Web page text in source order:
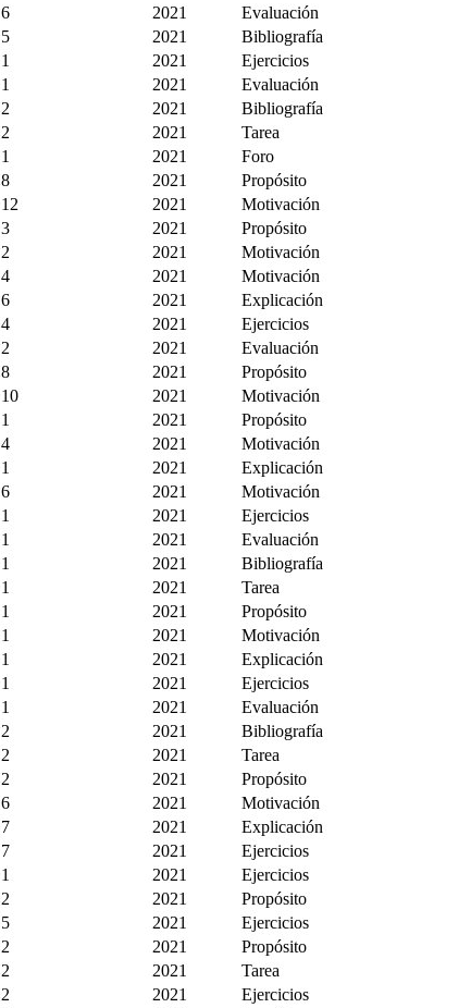
6 2021
Evaluación
5 2021
Bibliografía
1 2021
Ejercicios
1 2021
Evaluación
2 2021
Bibliografía
2 2021
Tarea
1 2021
Foro
8 2021
Propósito
12 2021
Motivación
3 2021
Propósito
2 2021
Motivación
4 2021
Motivación
6 2021
Explicación
4 2021
Ejercicios
2 2021
Evaluación
8 2021
Propósito
10 2021
Motivación
1 2021
Propósito
4 2021
Motivación
1 2021
Explicación
6 2021
Motivación
1 2021
Ejercicios
1 2021
Evaluación
1 2021
Bibliografía
1 2021
Tarea
1 2021
Propósito
1 2021
Motivación
1 2021
Explicación
1 2021
Ejercicios
1 2021
Evaluación
2 2021
Bibliografía
2 2021
Tarea
2 2021
Propósito
6 2021
Motivación
7 2021
Explicación
7 2021
Ejercicios
1 2021
Ejercicios
2 2021
Propósito
5 2021
Ejercicios
2 2021
Propósito
2 2021
Tarea
2 2021
Ejercicios